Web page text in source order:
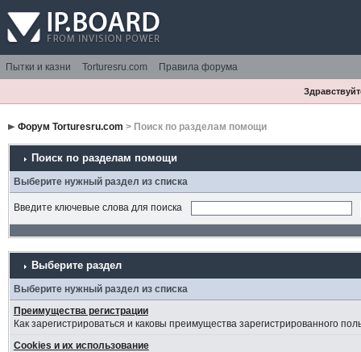
Пытки и казни Torturesru.com Правила форума
Форум Torturesru.com > Поиск по разделам помощи
Поиск по разделам помощи
Выберите нужный раздел из списка
Введите ключевые слова для поиска
Выберите раздел
Выберите нужный раздел из списка
Преимущества регистрации
Как зарегистрироваться и каковы преимущества зарегистрированного
Cookies и их использование